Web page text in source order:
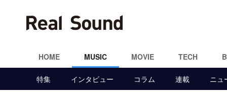
HOME MUSIC MOVIE TECH
特集 インタビュー コラム 連載 ニュ